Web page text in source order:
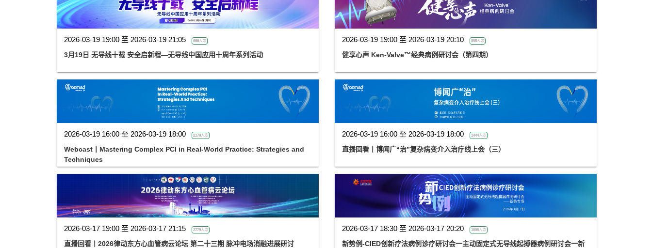
2026-03-19 19:00 至 2026-03-19 21:05 666人次
3月19日 无导线十载 安全启新程—无导线中国应用十周年系列活动
2026-03-19 19:00 至 2026-03-19 20:10 888人次
健享心声 Ken-Valve™经典病例研讨会（第四期）
2026-03-19 16:00 至 2026-03-19 18:00 2170人次
Webcast丨Mastering Complex PCI in Real-World Practice: Strategies and
Techniques
2026-03-19 16:00 至 2026-03-19 18:00 1444人次
直播回看丨博闻广“治”复杂病变介入治疗线上会（三）
2026-03-17 19:00 至 2026-03-17 21:15 2779人次
直播回看丨2026律动东方心血管病云论坛 第二十三期 脉冲电场消融进展研讨
2026-03-17 18:30 至 2026-03-17 20:20 1006人次
新势例-CIED创新疗法病例诊疗研讨会一主动固定式无导线起搏器病例研讨会一新